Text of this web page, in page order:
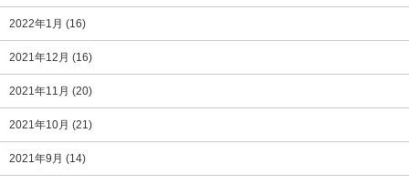
2022年1月 (16)
2021年12月 (16)
2021年11月 (20)
2021年10月 (21)
2021年9月 (14)